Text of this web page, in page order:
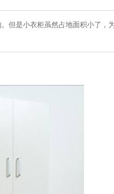
但是小衣柜虽然占地面积小了，